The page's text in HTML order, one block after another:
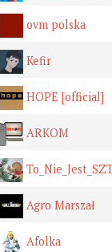
ovm polska
Kefir
HOPE [official]
ARKOM
Agro Marszał
Afolka